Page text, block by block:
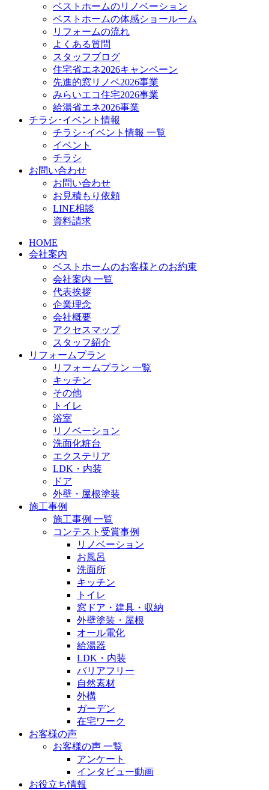
ベストホームのリノベーション
ベストホームの体感ショールーム
リフォームの流れ
よくある質問
スタッフブログ
住宅省エネ2026キャンペーン
先進的窓リノベ2026事業
みらいエコ住宅2026事業
給湯省エネ2026事業
チラシ･イベント情報
チラシ･イベント情報 一覧
イベント
チラシ
お問い合わせ
お問い合わせ
お見積もり依頼
LINE相談
資料請求
HOME
会社案内
ベストホームのお客様とのお約束
会社案内 一覧
代表挨拶
企業理念
会社概要
アクセスマップ
スタッフ紹介
リフォームプラン
リフォームプラン 一覧
キッチン
その他
トイレ
浴室
リノベーション
洗面化粧台
エクステリア
LDK・内装
ドア
外壁・屋根塗装
施工事例
施工事例 一覧
コンテスト受賞事例
リノベーション
お風呂
洗面所
キッチン
トイレ
窓ドア・建具・収納
外壁塗装・屋根
オール電化
給湯器
LDK・内装
バリアフリー
自然素材
外構
ガーデン
在宅ワーク
お客様の声
お客様の声 一覧
アンケート
インタビュー動画
お役立ち情報